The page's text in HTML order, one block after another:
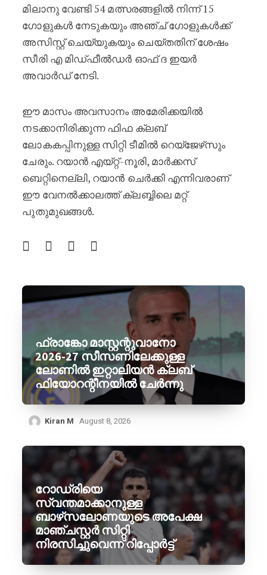
മിലാനു വേണ്ടി 54 മത്സരങ്ങളിൽ നിന്ന് 15
ഗോളുകൾ നേടുകയും അഞ്ച് ഗോളുകൾക്ക്
അസിസ്റ്റ് ചെയ്യുകയും ചെയ്തതിന് ശേഷം
സീരി എ മിഡ്ഫീൽഡർ ഓഫ് ദ ഇയർ
അവാർഡ് നേടി.
ഈ മാസം അവസാനം അമേരിക്കയിൽ
നടക്കാനിരിക്കുന്ന ഫിഫ ക്ലബ്
ലോകകപ്പിനുള്ള സിറ്റി ടീമിൽ റെയ്ജേഴ്‌സും
ചേരും. റയാൻ എയ്റ്റ്-നൂരി, മാർക്കസ്
ബെറ്റിനെല്ലി, റയാൻ ചെർക്കി എന്നിവരാണ്
ഈ വേനൽക്കാലത്ത് ക്ലബ്ബിലെ മറ്റ്
പുതുമുഖങ്ങൾ.
ഫ്രാങ്കോ മാസ്റ്റന്റുവാനോ
2026-27 സീസണിലേക്കുള്ള
ലോണിൽ ഇറ്റാലിയൻ ക്ലബ്
ഫിയോറന്റീനയിൽ ചേർന്നു
Kiran M August 8, 2026
റോഡ്രിയെ
സ്വന്തമാക്കാനുള്ള
ബാഴ്‌സലോണയുടെ അപേക്ഷ
മാഞ്ചസ്റ്റർ സിറ്റി
നിരസിച്ചുവെന്ന് റിപ്പോർട്ട്